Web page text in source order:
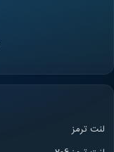
لنت ترمز